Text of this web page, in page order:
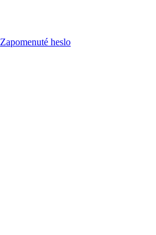
Zapomenuté heslo